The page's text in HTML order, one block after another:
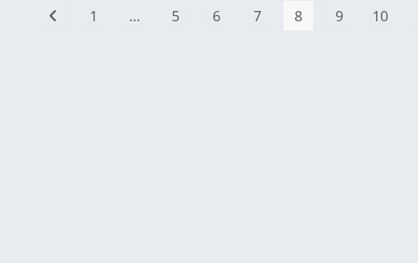
Go to the previous page
1 … 5 6 7 8 9 10